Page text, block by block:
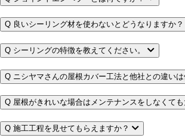
Q 良いシーリング材を使わないとどうなりますか？
Q シーリングの特徴を教えてください。
Q ニシヤマさんの屋根カバー工法と他社との違いは
Q 屋根がきれいな場合はメンテナンスをしなくて
Q 施工工程を見せてもらえますか？